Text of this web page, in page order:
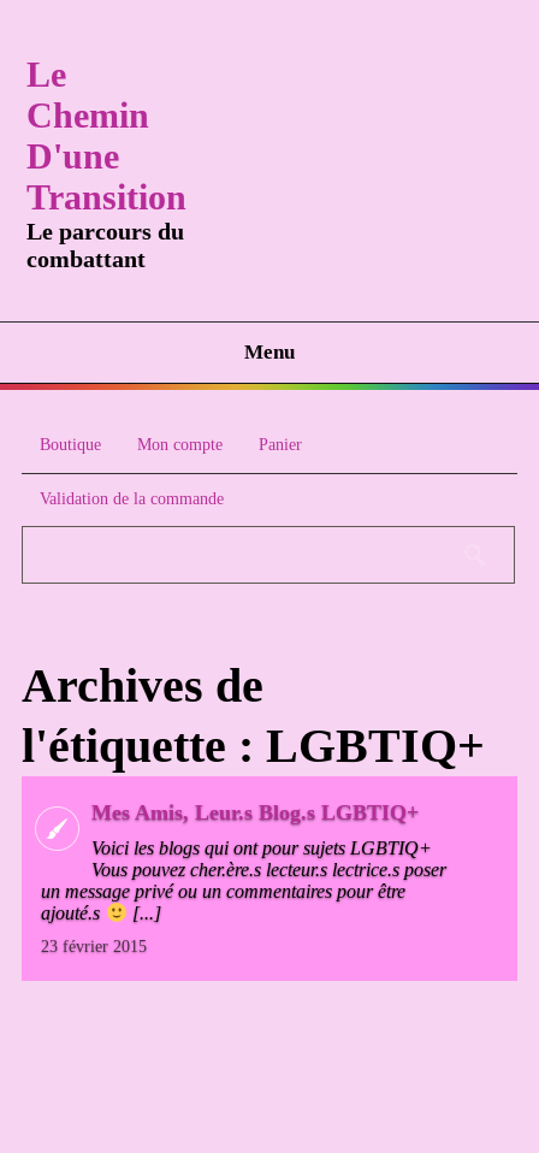
Le
Chemin
D'une
Transition
Le parcours du
combattant
Menu
Boutique Mon compte Panier
Validation de la commande
Archives de
l'étiquette : LGBTIQ+
Mes Amis, Leur.s Blog.s LGBTIQ+
Voici les blogs qui ont pour sujets LGBTIQ+
Vous pouvez cher.ère.s lecteur.s lectrice.s poser
un message privé ou un commentaires pour être
ajouté.s
[...]
23 février 2015